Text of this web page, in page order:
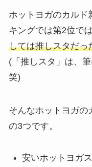
ホットヨガのカルド
キングでは第2位で
しては推しスタだっ
(「推しスタ」は、
笑)
そんなホットヨガの
の3つです。
安いホットヨガ